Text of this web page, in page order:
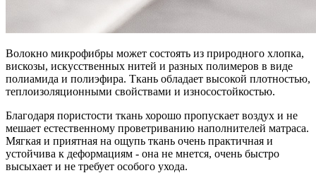
Волокно микрофибры может состоять из природного хлопка,
вискозы, искусственных нитей и разных полимеров в виде
полиамида и полиэфира. Ткань обладает высокой плотностью,
теплоизоляционными свойствами и износостойкостью.
Благодаря пористости ткань хорошо пропускает воздух и не
мешает естественному проветриванию наполнителей матраса.
Мягкая и приятная на ощупь ткань очень практичная и
устойчива к деформациям - она не мнется, очень быстро
высыхает и не требует особого ухода.